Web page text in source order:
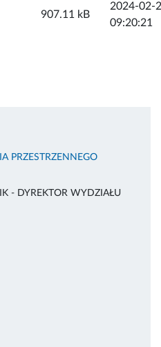
907.11 kB
2024-02-
09:20:21
PRZESTRZENNEGO
- DYREKTOR WYDZIAŁU